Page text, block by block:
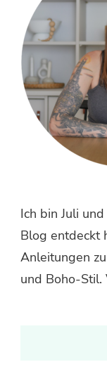
Ich bin Juli
Blog entdeckt
Anleitungen
und Boho-Stil.